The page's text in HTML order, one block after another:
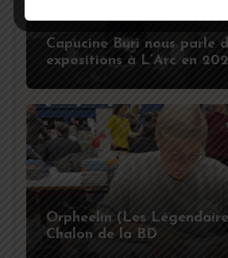
Capucine Buri nous parle
expositions à L’Arc en
Orpheelin (Les
Chalon de la BD